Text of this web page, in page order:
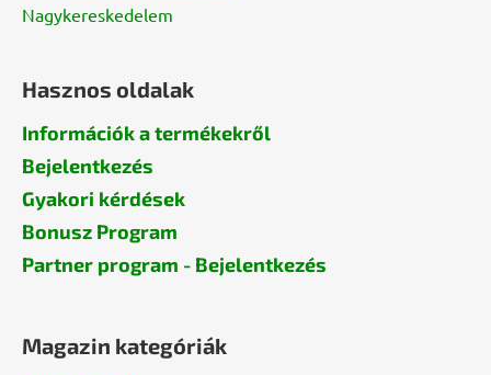
Nagykereskedelem
Hasznos oldalak
Információk a termékekről
Bejelentkezés
Gyakori kérdések
Bonusz Program
Partner program - Bejelentkezés
Magazin kategóriák